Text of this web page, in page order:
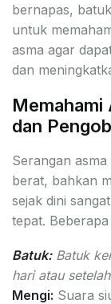
bernapas,
untuk
asma agar
dan
Memahami
dan
Serangan
berat, bahkan
sejak dini
tepat.
Batuk:Batuk
hari atau
Mengi: Suara